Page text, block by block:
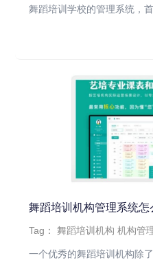
舞蹈培训学校的管理系统，
舞蹈培训机构管理系统怎
Tag：舞蹈培训机构 机构管
一个优秀的舞蹈培训机构除